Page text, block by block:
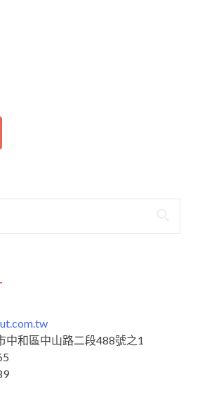
中和區中山路二段488號之1